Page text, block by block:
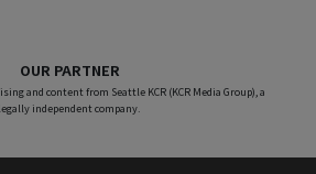
OUR PARTNER
and content from Seattle KCR (KCR Media Group), a
legally independent company.